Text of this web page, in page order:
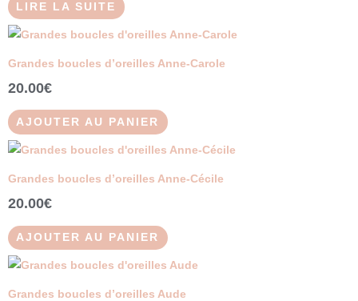
LIRE LA SUITE
Grandes boucles d’oreilles Anne-Carole
20.00€
AJOUTER AU PANIER
Grandes boucles d’oreilles Anne-Cécile
20.00€
AJOUTER AU PANIER
Grandes boucles d’oreilles Aude
Ce